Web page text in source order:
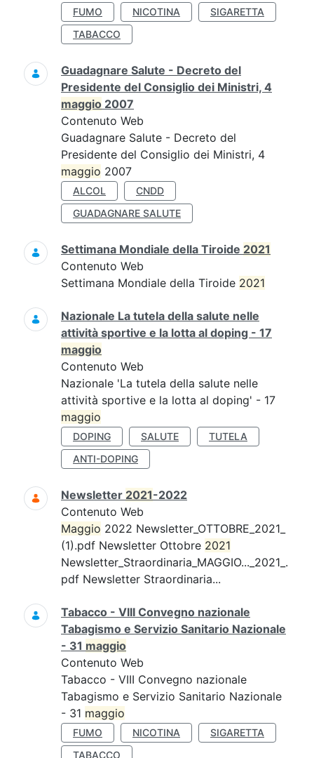
FUMO NICOTINA
SIGARETTA
TABACCO
Guadagnare Salute - Decreto del
Presidente del Consiglio dei Ministri, 4
maggio 2007
Contenuto Web
Guadagnare Salute - Decreto del
Presidente del Consiglio dei Ministri, 4
maggio 2007
ALCOL
CNDD
GUADAGNARE SALUTE
Settimana Mondiale della Tiroide 2021
Contenuto Web
Settimana Mondiale della Tiroide 2021
Nazionale La tutela della salute nelle
attività sportive e la lotta al doping - 17
maggio
Contenuto Web
Nazionale 'La tutela della salute nelle
attività sportive e la lotta al doping' - 17
maggio
DOPING SALUTE
TUTELA
ANTI-DOPING
Newsletter 2021-2022
Contenuto Web
Maggio 2022 Newsletter_OTTOBRE_2021_
(1).pdf Newsletter Ottobre 2021
Newsletter_Straordinaria_MAGGIO..._2021_.
pdf Newsletter Straordinaria...
Tabacco - VIII Convegno nazionale
Tabagismo e Servizio Sanitario Nazionale
- 31 maggio
Contenuto Web
Tabacco - VIII Convegno nazionale
Tabagismo e Servizio Sanitario Nazionale
- 31 maggio
FUMO NICOTINA
SIGARETTA
TABACCO